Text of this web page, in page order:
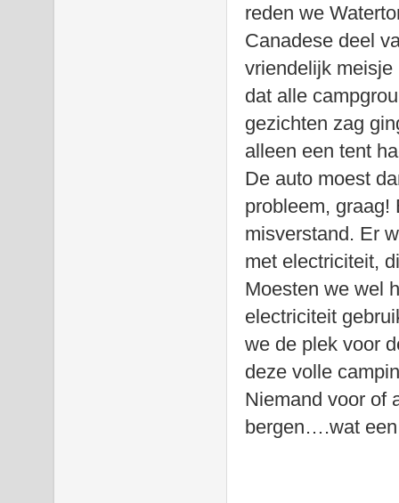
reden we
Canadese deel
vriendelijk
dat alle
gezichten zag
alleen een tent
De auto moest
probleem, graag!
misverstand. Er
met electriciteit,
Moesten we wel
electriciteit
we de plek voor
deze volle
Niemand voor of
bergen….wat